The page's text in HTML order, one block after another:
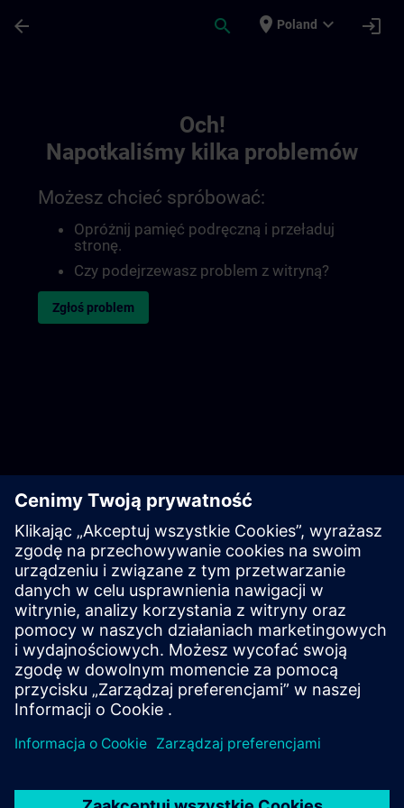
arrow_back search place Poland expand_more login
Och!
Napotkaliśmy kilka problemów
Możesz chcieć spróbować:
Opróżnij pamięć podręczną i przeładuj
stronę.
Czy podejrzewasz problem z witryną?
Zgłoś problem